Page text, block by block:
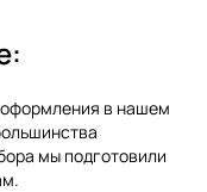
:
оформления в нашем
мы подготовили